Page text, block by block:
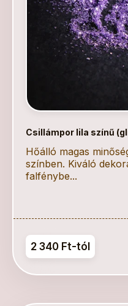
Csillámpor lila színű
Hőálló magas
színben. Kiváló
falfénybe...
2 340 Ft-tól